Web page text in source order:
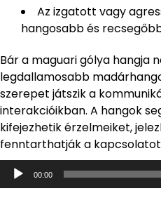
Az izgatott vagy
hangosabb és
Bár a maguari gólya hangja
legdallamosabb
szerepet játszik a
interakcióikban. A hangok
kifejezhetik érzelmeiket,
fenntarthatják a kapcsolatot
Audió
lejátszó
00:00